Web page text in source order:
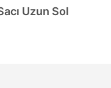
Uzun Sol